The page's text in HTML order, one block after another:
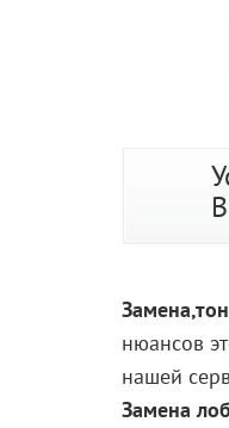
нюансов
нашей
Замена